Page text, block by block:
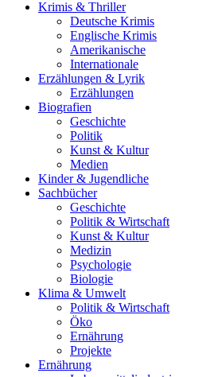
Krimis & Thriller
Deutsche Krimis
Englische Krimis
Amerikanische
Internationale
Erzählungen & Lyrik
Erzählungen
Biografien
Geschichte
Politik
Kunst & Kultur
Medien
Kinder & Jugendliche
Sachbücher
Geschichte
Politik & Wirtschaft
Kunst & Kultur
Medizin
Psychologie
Biologie
Klima & Umwelt
Politik & Wirtschaft
Öko
Ernährung
Projekte
Ernährung